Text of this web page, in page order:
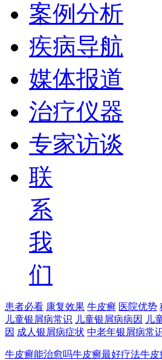
案例分析
疾病导航
媒体报道
治疗仪器
专家访谈
联
系
我
们
患者必看 康复效果 牛皮癣 医院优势
儿童银屑病常识 儿童银屑病病因 儿
因 成人银屑病症状 中老年银屑病常
牛皮癣能治愈吗牛皮癣最好疗法牛皮